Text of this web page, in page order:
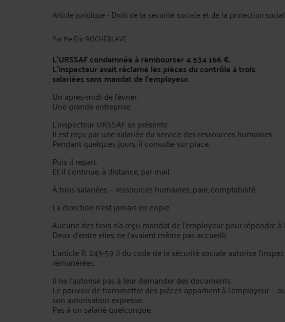
Article juridique - Droit de la sécurité sociale et de la protection
ParMe Eric ROCHEBLAVE
L'URSSAF condamnée à rembourser 4 534 166 €.
L'inspecteur avait réclamé les pièces du contrôle à trois
salariées sans mandat de l'employeur.
Un après-midi de février.
Une grande entreprise.
L'inspecteur URSSAF se présente.
Il est reçu par une salariée du service des ressources humaines.
Pendant quelques jours, il consulte sur place.
Puis il repart.
Et il continue, à distance, par mail.
À trois salariées — ressources humaines, paie, comptabilité.
La direction n'est jamais en copie.
Aucune des trois n'a reçu mandat de l'employeur pour répondre à
Deux d'entre elles ne l'avaient même pas accueilli.
L'article R. 243-59 II du code de la sécurité sociale autorise
rémunérées.
Il ne l'autorise pas à leur demander des documents.
Le pouvoir de transmettre des pièces appartient à l'employeur —
son autorisation expresse.
Pas à un salarié quelconque.